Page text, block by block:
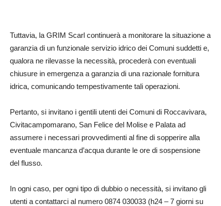
Tuttavia, la GRIM Scarl continuerà a monitorare la situazione a
garanzia di un funzionale servizio idrico dei Comuni suddetti e,
qualora ne rilevasse la necessità, procederà con eventuali
chiusure in emergenza a garanzia di una razionale fornitura
idrica, comunicando tempestivamente tali operazioni.
Pertanto, si invitano i gentili utenti dei Comuni di Roccavivara,
Civitacampomarano, San Felice del Molise e Palata ad
assumere i necessari provvedimenti al fine di sopperire alla
eventuale mancanza d’acqua durante le ore di sospensione
del flusso.
In ogni caso, per ogni tipo di dubbio o necessità, si invitano gli
utenti a contattarci al numero 0874 030033 (h24 – 7 giorni su